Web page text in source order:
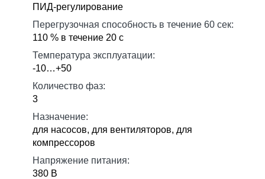
ПИД-регулирование
Перегрузочная способность в течение 60 сек:
110 % в течение 20 с
Температура эксплуатации:
-10…+50
Количество фаз:
3
Назначение:
для насосов, для вентиляторов, для
компрессоров
Напряжение питания:
380 В